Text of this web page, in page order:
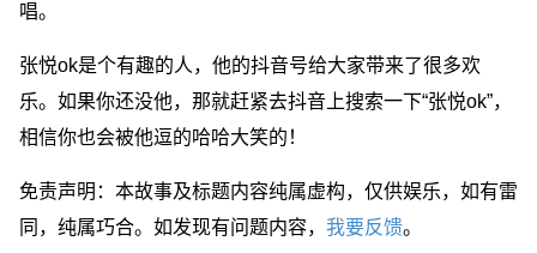
唱。
张悦ok是个有趣的人，他的抖音号给大家带来了很多欢
乐。如果你还没他，那就赶紧去抖音上搜索一下“张悦ok”，
相信你也会被他逗的哈哈大笑的！
免责声明：本故事及标题内容纯属虚构，仅供娱乐，如有雷
同，纯属巧合。如发现有问题内容， 我要反馈。